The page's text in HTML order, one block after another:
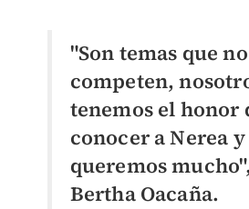
"Son temas que
competen,
tenemos el honor
conocer a Nerea
queremos
Bertha Oacaña.